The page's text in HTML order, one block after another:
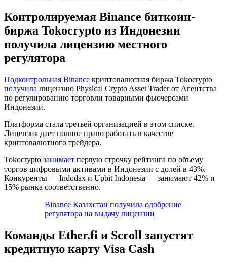
Контролируемая Binance биткоин-
биржа Tokocrypto из Индонезии
получила лицензию местного
регулятора
Подконтрольная Binance криптовалютная биржа Tokocrypto
получила лицензию Physical Crypto Asset Trader от Агентства
по регулированию торговли товарными фьючерсами
Индонезии.
Платформа стала третьей организацией в этом списке.
Лицензия дает полное право работать в качестве
криптовалютного трейдера.
Tokocrypto занимает первую строчку рейтинга по объему
торгов цифровыми активами в Индонезии с долей в 43%.
Конкуренты — Indodax и Upbit Indonesia — занимают 42% и
15% рынка соответственно.
Binance Казахстан получила одобрение
регулятора на выдачу лицензии
Команды Ether.fi и Scroll запустят
кредитную карту Visa Cash